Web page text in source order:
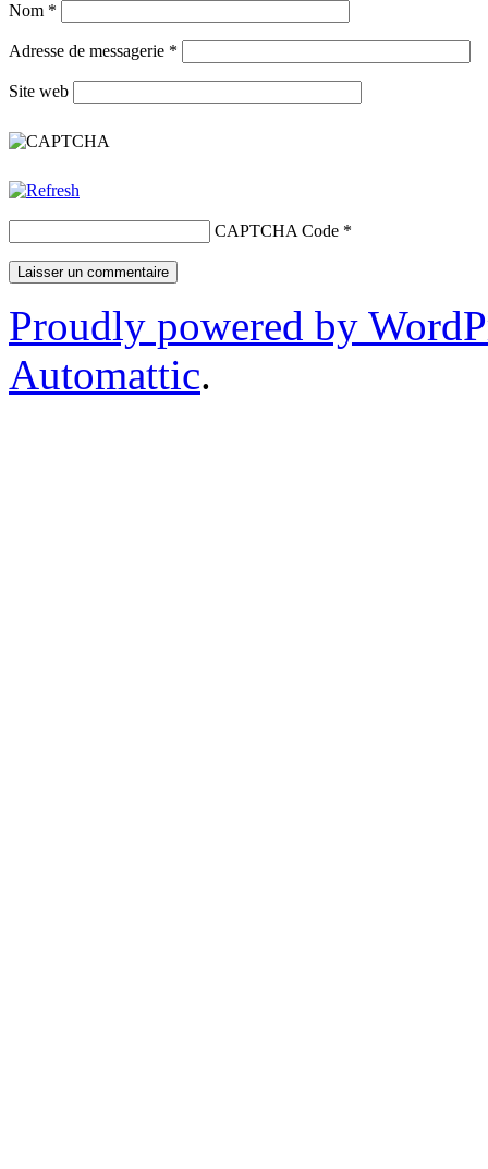
Nom *
Adresse de messagerie *
Site web
CAPTCHA Code *
Proudly powered by
Automattic.